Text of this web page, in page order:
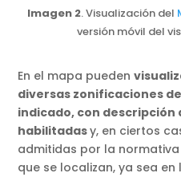
Imagen 2. Visualización del
versión móvil del
En el mapa pueden
diversas zonificaciones
indicado, con descripción
habilitadasy, en ciertos
admitidas por la
que se localizan, ya sea